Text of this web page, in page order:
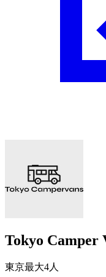
Tokyo Camper
東京最大4人